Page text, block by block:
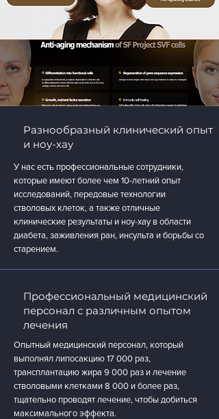
Разнообразный клинический опыт
и ноу-хау
У нас есть профессиональные сотрудники,
которые имеют более чем 10-летний опыт
исследований, передовые технологии
стволовых клеток, а также отличные
клинические результаты и ноу-хау в области
диабета, заживления ран, инсульта и борьбы со
старением.
Профессиональный медицинский
персонал с различным опытом
лечения
Опытный медицинский персонал, который
выполнял липосакцию 17 000 раз,
трансплантацию жира 9 000 раз и лечение
стволовыми клетками 8 000 и более раз,
тщательно проводят лечение, чтобы добиться
максимального эффекта.